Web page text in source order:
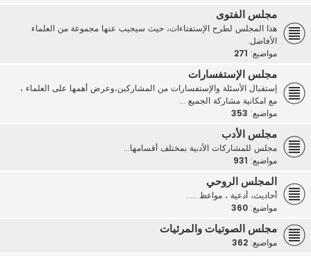
مجلس الفتوى
هذا المجلس لطرح الإستفتاءات، حيث سيجيب عنها مجموعة من العلماء
الأفاضل.
مواضيع: 271
مجلس الإستفسارات
إستقبال الأسئلة والإستفسارات من المشاركين،وعرض أهمها على العلماء ،
مع امكانية مشاركة الجميع ...
مواضيع: 353
مجلس الأدب
مجلس للمشاركات الأدبية بمختلف أقسامها...
مواضيع: 931
المجلس الروحي
أحاديث، أدعية ، مواعظ .....
مواضيع: 360
مجلس الصوتيات والمرئيات
مواضيع: 362